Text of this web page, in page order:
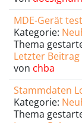
MDE-Gerät
Kategorie:
Thema
Letzter Beitrag
von chba
Stammdaten
Kategorie:
Thema